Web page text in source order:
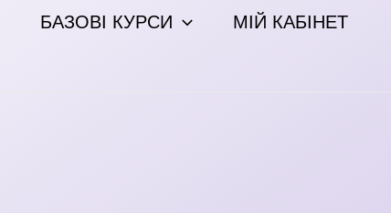
БАЗОВІ КУРСИ МІЙ КАБІНЕТ